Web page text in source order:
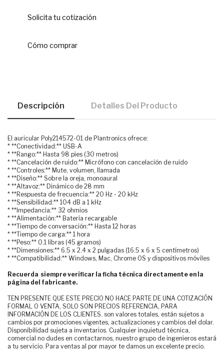
Solicita tu cotización
Cómo comprar
Descripción Detalles Del Producto
El auricular Poly214572-01 de Plantronics ofrece:
* **Conectividad:** USB-A
* **Rango:** Hasta 98 pies (30 metros)
* **Cancelación de ruido:** Micrófono con cancelación de ruido
* **Controles:** Mute, volumen, llamada
* **Diseño:** Sobre la oreja, monoaural
* **Altavoz:** Dinámico de 28 mm
* **Respuesta de frecuencia:** 20 Hz - 20 kHz
* **Sensibilidad:** 104 dB a 1 kHz
* **Impedancia:** 32 ohmios
* **Alimentación:** Batería recargable
* **Tiempo de conversación:** Hasta 12 horas
* **Tiempo de carga:** 1 hora
* **Peso:** 0.1 libras (45 gramos)
* **Dimensiones:** 6.5 x 2.4 x 2 pulgadas (16.5 x 6 x 5 centímetros)
* **Compatibilidad:** Windows, Mac, Chrome OS y dispositivos móviles
Recuerda siempre verificar la ficha técnica directamente en la
página del fabricante.
TEN PRESENTE QUE ESTE PRECIO NO HACE PARTE DE UNA COTIZACIÓN
FORMAL O VENTA, SOLO SON PRECIOS REFERENCIA, PARA
INFORMACIÓN DE LOS CLIENTES. son valores totales, están sujetos a
cambios por promociones vigentes, actualizaciones y cambios del dolar.
Disponibilidad sujeta a inventarios. Cualquier inquietud técnica,
comercial no dudes en contactarnos, nuestro grupo de ingenieros estará
a tu servicio. Para ventas al por mayor te damos un excelente precio.